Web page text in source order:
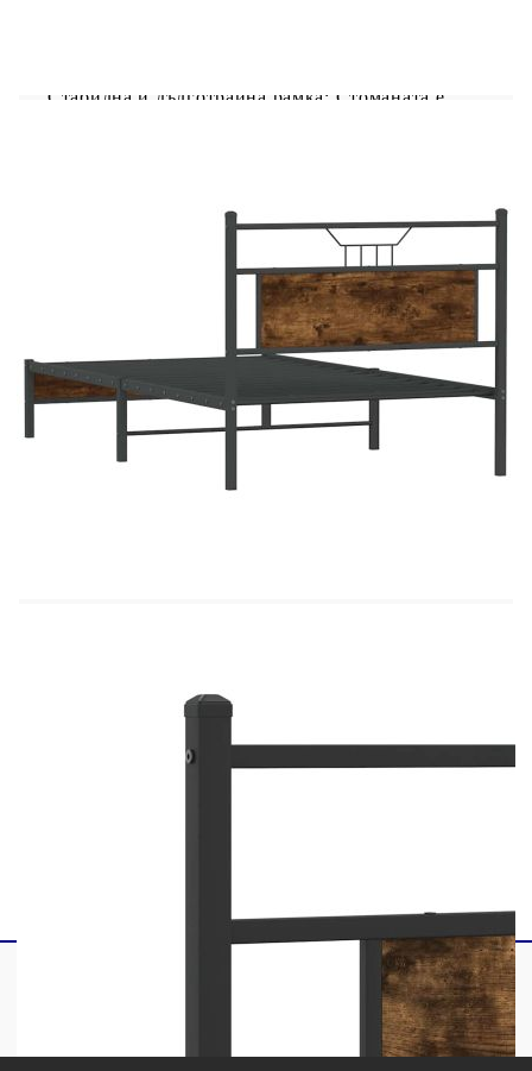
Стабилна и дълготрайна рамка: Стоманата е
опора за гърба, когато седите в леглото, за да
четете или гледате телевизия, като
същевременно служи и като декоративен
елемент.Допълнително пространство за
съхранение: За по-голямо удобство основата на
леглото има допълнително пространство отдолу,
за да не се виждат кутиите за
съхранение.Ламелна основа за оптимална
опора: Металната рамка за легло е оборудвана с
ламелна основа за опора и дишане на матрака.
Добре е да се знае:Към това легло не е включен
матрак. Ние предлагаме разнообразна селекция
Размери на подходящ матрак: 100 x 200 см